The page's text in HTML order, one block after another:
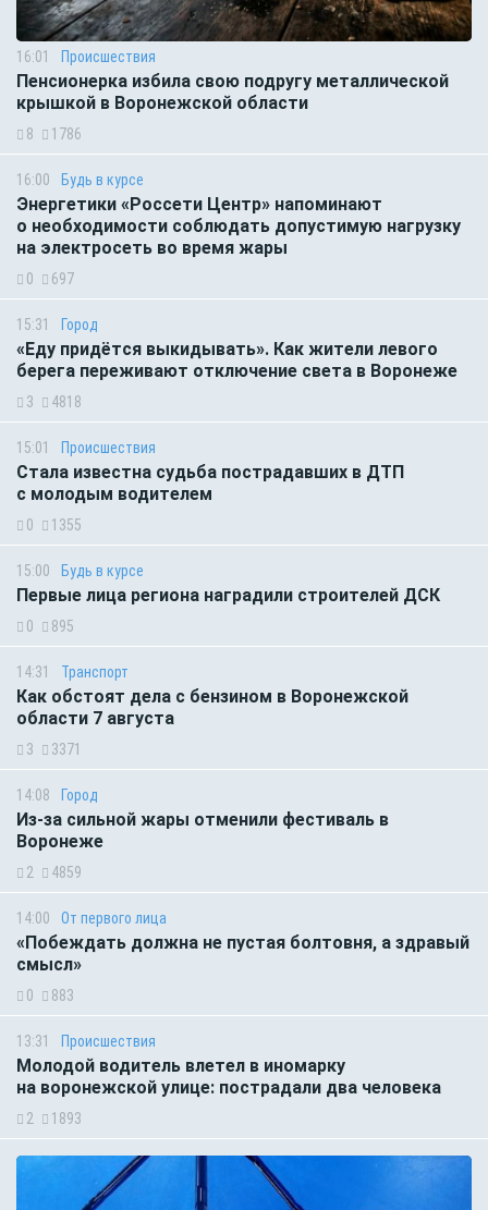
16:01 Происшествия
Пенсионерка избила свою подругу металлической
крышкой в Воронежской области
8 1786
16:00 Будь в курсе
Энергетики «Россети Центр» напоминают
о необходимости соблюдать допустимую нагрузку
на электросеть во время жары
0 697
15:31 Город
«Еду придётся выкидывать». Как жители левого
берега переживают отключение света в Воронеже
3 4818
15:01 Происшествия
Стала известна судьба пострадавших в ДТП
с молодым водителем
0 1355
15:00 Будь в курсе
Первые лица региона наградили строителей ДСК
0 895
14:31 Транспорт
Как обстоят дела с бензином в Воронежской
области 7 августа
3 3371
14:08 Город
Из-за сильной жары отменили фестиваль в
Воронеже
2 4859
14:00 От первого лица
«Побеждать должна не пустая болтовня, а здравый
смысл»
0 883
13:31 Происшествия
Молодой водитель влетел в иномарку
на воронежской улице: пострадали два человека
2 1893